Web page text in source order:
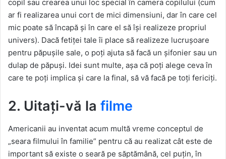
copil sau crearea unui loc special în camera copilului (cum
ar fi realizarea unui cort de mici dimensiuni, dar în care cel
mic poate să încapă și în care el să își realizeze propriul
univers). Dacă fetiței tale îi place să realizeze lucrușoare
pentru păpușile sale, o poți ajuta să facă un șifonier sau un
dulap de păpuși. Idei sunt multe, așa că poți alege ceva în
care te poți implica și care la final, să vă facă pe toți fericiți.
2. Uitați-vă la filme
Americanii au inventat acum multă vreme conceptul de
„seara filmului în familie” pentru că au realizat cât este de
important să existe o seară pe săptămână, cel puțin, în